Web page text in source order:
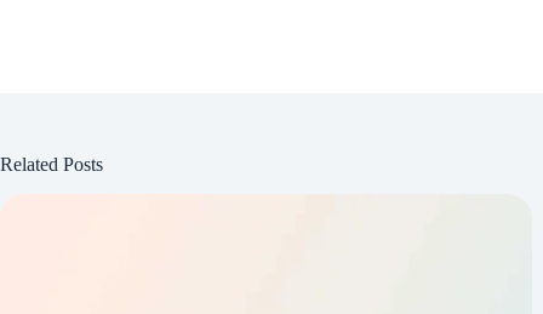
Related Posts